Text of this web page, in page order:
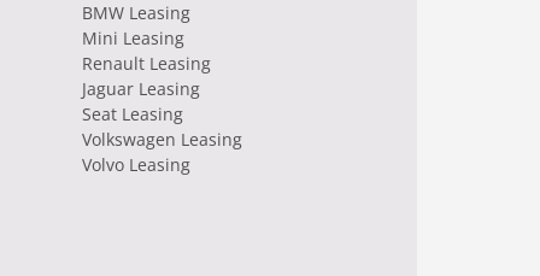
BMW Leasing
Mini Leasing
Renault Leasing
Jaguar Leasing
Seat Leasing
Volkswagen Leasing
Volvo Leasing